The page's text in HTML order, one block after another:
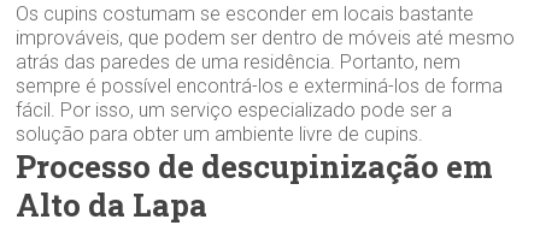
Os cupins costumam se esconder em locais bastante
improváveis, que podem ser dentro de móveis até mesmo
atrás das paredes de uma residência. Portanto, nem
sempre é possível encontrá-los e exterminá-los de forma
fácil. Por isso, um serviço especializado pode ser a
solução para obter um ambiente livre de cupins.
Processo de descupinização em
Alto da Lapa